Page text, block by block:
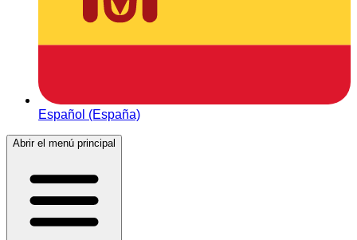
Español (España)
Abrir el menú principal